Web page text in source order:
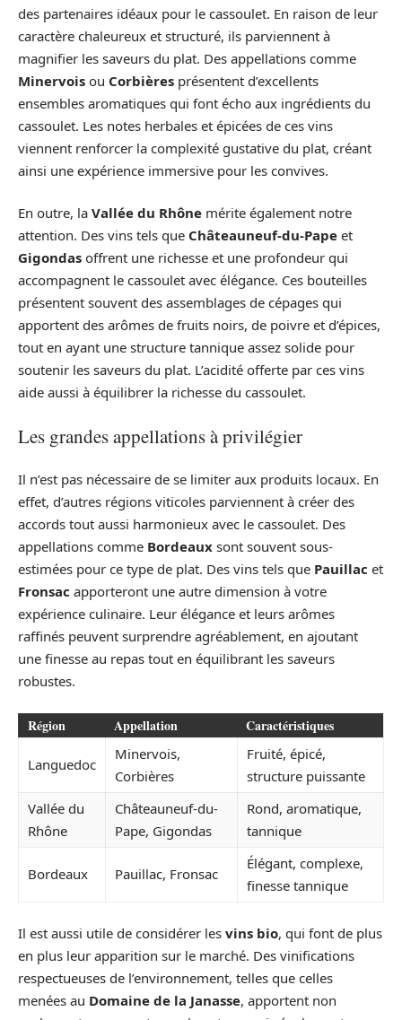
des partenaires idéaux pour le cassoulet. En raison de leur
caractère chaleureux et structuré, ils parviennent à
magnifier les saveurs du plat. Des appellations comme
Minervois ou Corbières présentent d’excellents
ensembles aromatiques qui font écho aux ingrédients du
cassoulet. Les notes herbales et épicées de ces vins
viennent renforcer la complexité gustative du plat, créant
ainsi une expérience immersive pour les convives.
En outre, la Vallée du Rhône mérite également notre
attention. Des vins tels que Châteauneuf-du-Pape et
Gigondas offrent une richesse et une profondeur qui
accompagnent le cassoulet avec élégance. Ces bouteilles
présentent souvent des assemblages de cépages qui
apportent des arômes de fruits noirs, de poivre et d’épices,
tout en ayant une structure tannique assez solide pour
soutenir les saveurs du plat. L’acidité offerte par ces vins
aide aussi à équilibrer la richesse du cassoulet.
Les grandes appellations à privilégier
Il n’est pas nécessaire de se limiter aux produits locaux. En
effet, d’autres régions viticoles parviennent à créer des
accords tout aussi harmonieux avec le cassoulet. Des
appellations comme Bordeaux sont souvent sous-
estimées pour ce type de plat. Des vins tels que Pauillac et
Fronsac apporteront une autre dimension à votre
expérience culinaire. Leur élégance et leurs arômes
raffinés peuvent surprendre agréablement, en ajoutant
une finesse au repas tout en équilibrant les saveurs
robustes.
Région Appellation Caractéristiques
Languedoc
Minervois,
Corbières
Fruité, épicé,
structure puissante
Vallée du
Rhône
Châteauneuf-du-
Pape, Gigondas
Rond, aromatique,
tannique
Bordeaux Pauillac, Fronsac
Élégant, complexe,
finesse tannique
Il est aussi utile de considérer les vins bio, qui font de plus
en plus leur apparition sur le marché. Des vinifications
respectueuses de l’environnement, telles que celles
menées au Domaine de la Janasse, apportent non